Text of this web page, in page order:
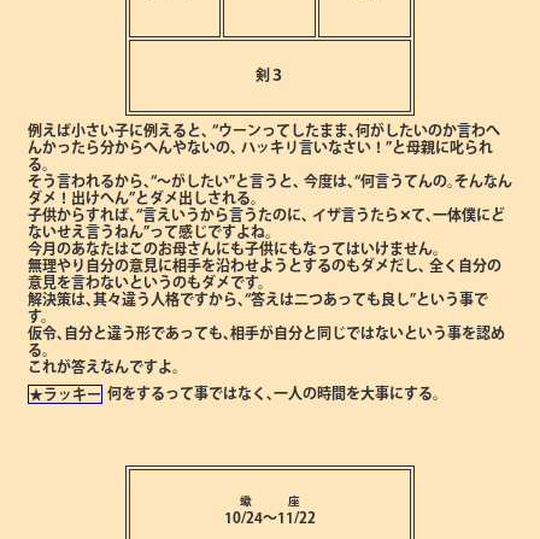
剣３
例えば小さい子に例えると､ “ウーンってしたまま､何がしたいのか言わへ
んかったら分からへんやないの､
ハッキリ言いなさい！”と母親に叱られ
る。
そう言われるから､“～がしたい”と言うと､ 今度は､“何言うてんの｡そんなん
ダメ！出けへん”とダメ出しされる。
子供からすれば､“言えいうから言うたのに､
イザ言うたら✕て､一体僕にど
ないせえ言うねん”って感じですよね。
今月のあなたはこのお母さんにも子供にもなってはいけません。
無理やり自分の意見に相手を沿わせようとするのもダメだし､ 全く自分の
意見を言わないというのもダメです。
解決策は､其々違う人格ですから､“答えは二つあっても良し”という事で
す。
仮令､自分と違う形であっても､相手が自分と同じではないという事を認め
る。
これが答えなんですよ。
★ラッキー 何をするって事ではなく､一人の時間を大事にする。
蠍 座
10/24～11/22